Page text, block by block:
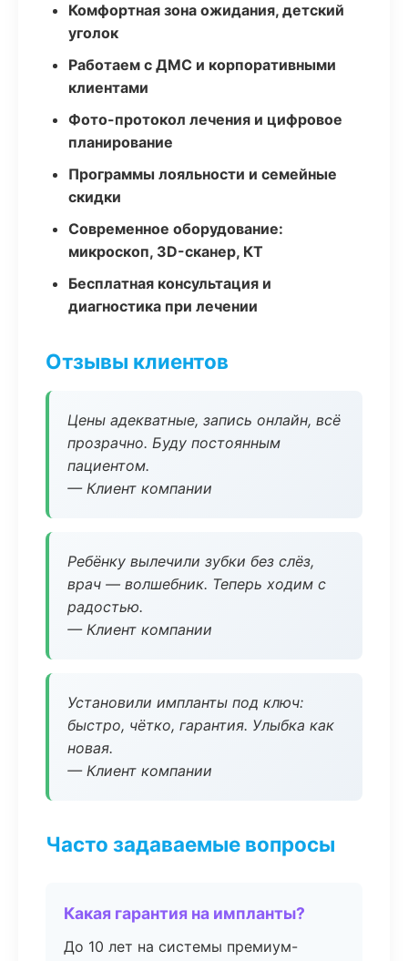
Комфортная зона ожидания, детский
уголок
Работаем с ДМС и корпоративными
клиентами
Фото-протокол лечения и цифровое
планирование
Программы лояльности и семейные
скидки
Современное оборудование:
микроскоп, 3D-сканер, КТ
Бесплатная консультация и
диагностика при лечении
Отзывы клиентов
Цены адекватные, запись онлайн, всё
прозрачно. Буду постоянным
пациентом.
— Клиент компании
Ребёнку вылечили зубки без слёз,
врач — волшебник. Теперь ходим с
радостью.
— Клиент компании
Установили импланты под ключ:
быстро, чётко, гарантия. Улыбка как
новая.
— Клиент компании
Часто задаваемые вопросы
Какая гарантия на импланты?
До 10 лет на системы премиум-